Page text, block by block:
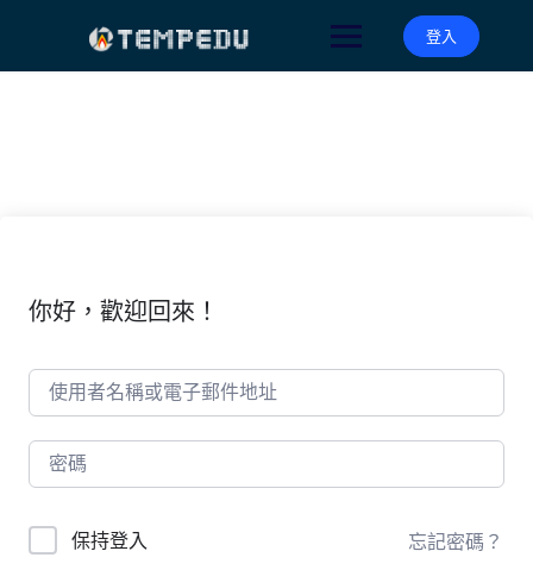
登入
你好，歡迎回來！
保持登入 忘記密碼？